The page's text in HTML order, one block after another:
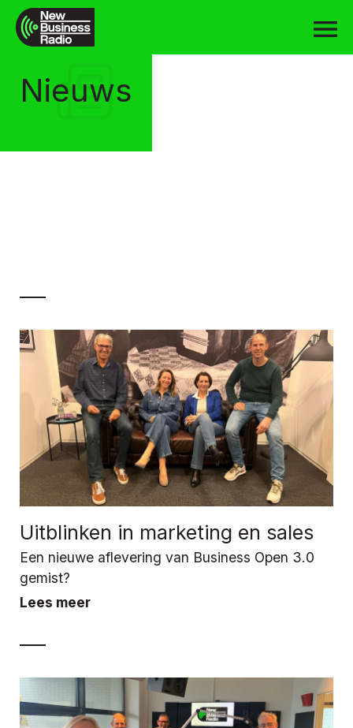
Nieuws
Uitblinken in marketing en sales
Een nieuwe aflevering van Business Open 3.0
gemist?
Lees meer